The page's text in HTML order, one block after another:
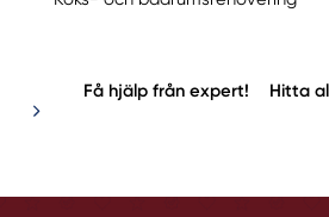
Få hjälp från expert! Hitta